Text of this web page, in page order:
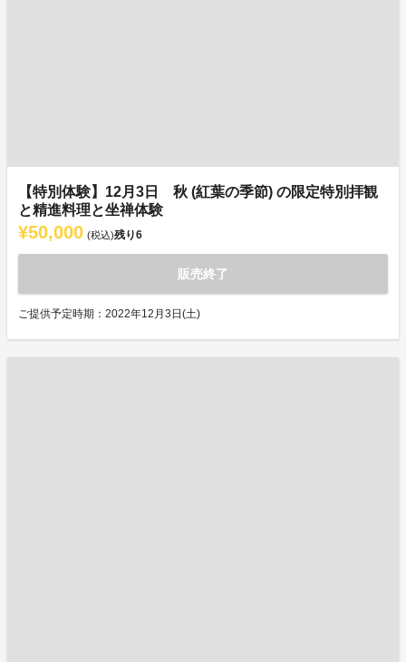
【特別体験】12月3日 秋 (紅葉の季節) の限定特別拝観
と精進料理と坐禅体験
¥50,000 (税込)残り6
販売終了
ご提供予定時期：2022年12月3日(土)